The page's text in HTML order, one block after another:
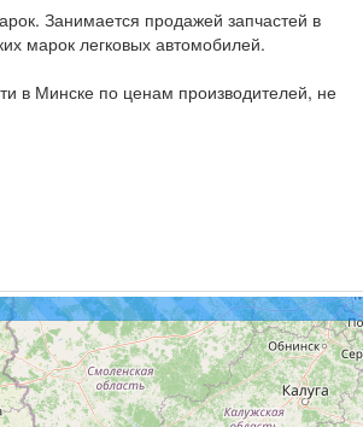
Занимается продажей запчастей в
марок легковых автомобилей.
в Минске по ценам производителей, не
сделав электронный заказ запчастей